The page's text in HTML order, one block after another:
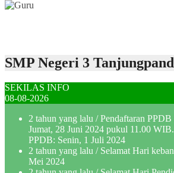
SMP Negeri 3
SEKILAS INFO
08-08-2026
2 tahun yang lalu / Pendaftaran
Jumat, 28 Juni 2024 pukul 11.00
PPDB: Senin, 1 Juli 2024
2 tahun yang lalu / Selamat Hari
Mei 2024